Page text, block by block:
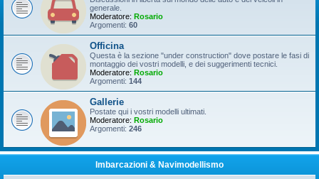
generale.
Moderatore: Rosario
Argomenti: 60
Officina
Questa è la sezione "under construction" dove postare le fasi di
montaggio dei vostri modelli, e dei suggerimenti tecnici.
Moderatore: Rosario
Argomenti: 144
Gallerie
Postate qui i vostri modelli ultimati.
Moderatore: Rosario
Argomenti: 246
Imbarcazioni & Navimodellismo